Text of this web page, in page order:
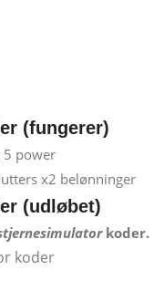
(fungerer)
power
x2 belønninger
(udløbet)
koder.
koder